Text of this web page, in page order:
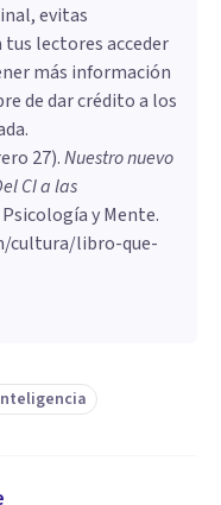
evitas
lectores acceder
más información
de dar crédito a los
27).Nuestro nuevo
CI a las
y Mente.
cultura/libro-que-